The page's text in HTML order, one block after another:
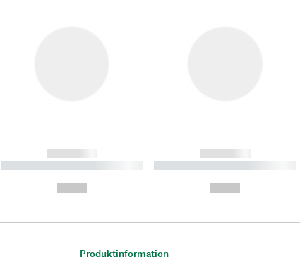
------------
----------- ----------- ----------
------------
----------- ----------- ----------
Produktinformation